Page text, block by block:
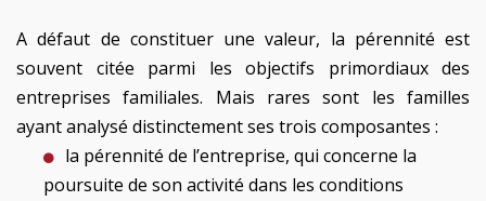
A défaut de constituer une valeur, la pérennité est
souvent citée parmi les objectifs primordiaux des
entreprises familiales. Mais rares sont les familles
ayant analysé distinctement ses trois composantes :
la pérennité de l’entreprise, qui concerne la
poursuite de son activité dans les conditions